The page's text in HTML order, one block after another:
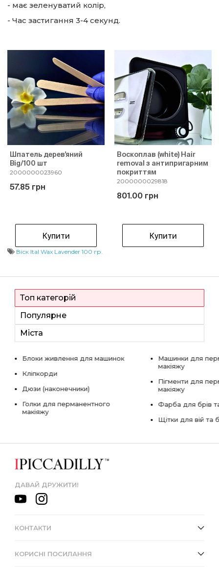
- має зеленуватий колір,
- Час застигання 3-4 секунд.
Шпатель дерев'яний
Big/100 шт
2000000023960
57.85 грн
Купити
Воскоплав (white) Hair
removal з антипригарним
покриттям
2000000029818
801.00 грн
Купити
Віск Ital Wax Lavender 100 гр.
Топ категорій
Популярне
Міста
Блоки живлення для машинок
Кліпкорди
Дюзи (наконечники)
Голки для перманентного
макіяжу
Машинки для
макіяжу
Пігменти для
макіяжу
Фарба для брів
Щітки для вій та
ДАВАЙ ДРУЖИТИ!
КОНТАКТИ
КОРИСНІ ПОСИЛАННЯ